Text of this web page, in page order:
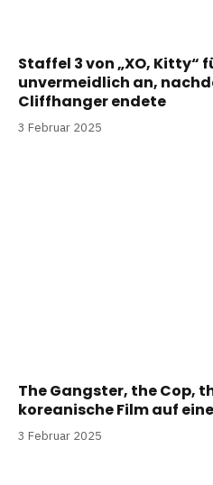
Staffel 3 von „XO, Kitty“
unvermeidlich an,
Cliffhanger endete
3 Februar 2025
The Gangster, the Cop,
koreanische Film auf
3 Februar 2025